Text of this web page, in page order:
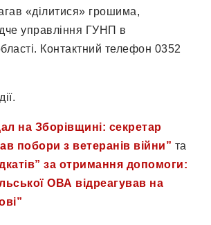
«ділитися» грошима,
управління ГУНП в
Контактний телефон 0352
на Зборівщині: секретар
побори з ветеранів війни” та
за отримання допомоги:
ОВА відреагував на